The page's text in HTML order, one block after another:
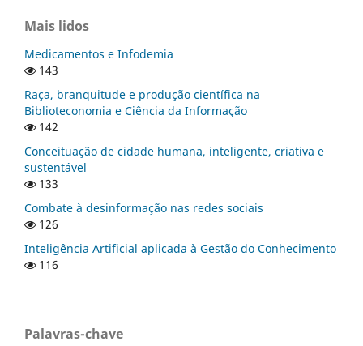
Mais lidos
Medicamentos e Infodemia
143
Raça, branquitude e produção científica na
Biblioteconomia e Ciência da Informação
142
Conceituação de cidade humana, inteligente, criativa e
sustentável
133
Combate à desinformação nas redes sociais
126
Inteligência Artificial aplicada à Gestão do Conhecimento
116
Palavras-chave